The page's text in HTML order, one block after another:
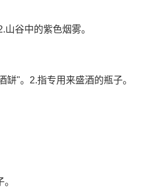
山谷中的紫色烟雾。
缾"。2.指专用来盛酒的瓶子。